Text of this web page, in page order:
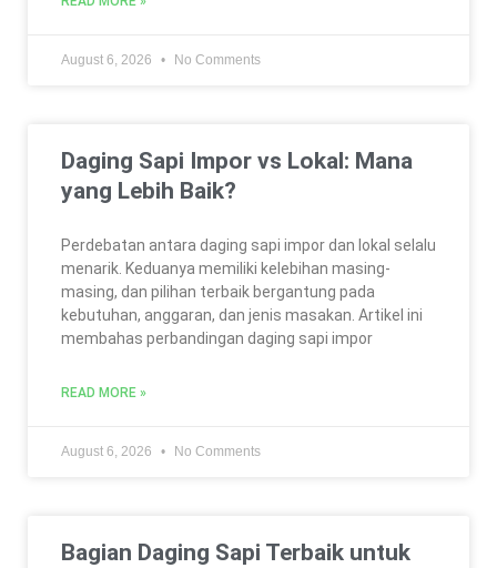
August 6, 2026 No Comments
Daging Sapi Impor vs Lokal: Mana
yang Lebih Baik?
Perdebatan antara daging sapi impor dan lokal selalu
menarik. Keduanya memiliki kelebihan masing-
masing, dan pilihan terbaik bergantung pada
kebutuhan, anggaran, dan jenis masakan. Artikel ini
membahas perbandingan daging sapi impor
READ MORE »
August 6, 2026 No Comments
Bagian Daging Sapi Terbaik untuk